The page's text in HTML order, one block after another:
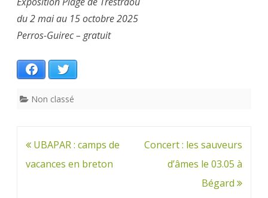
du 2 mai au 15 octobre 2025
Perros-Guirec – gratuit
Facebook
Non classé
Navigation
de
UBAPAR : camps de
vacances en breton
Concert : les sauveurs
d’âmes le 03.05 à
Bégard